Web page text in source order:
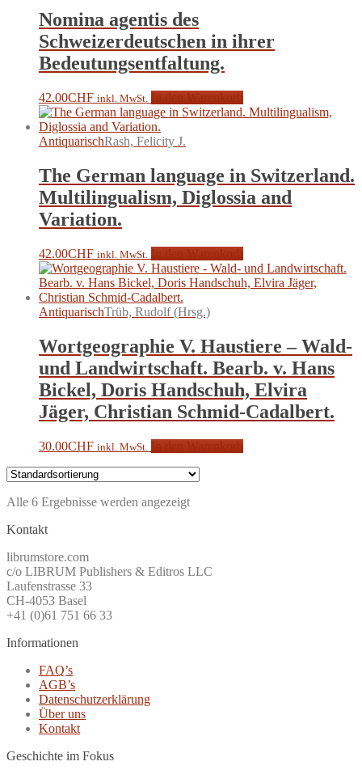
Nomina agentis des
Schweizerdeutschen in ihrer
Bedeutungsentfaltung.
42.00CHF inkl. MwSt.
AntiquarischRash, Felicity J.
The German language in Switzerland.
Multilingualism, Diglossia and
Variation.
42.00CHF inkl. MwSt.
AntiquarischTrüb, Rudolf (Hrsg.)
Wortgeographie V. Haustiere – Wald-
und Landwirtschaft. Bearb. v. Hans
Bickel, Doris Handschuh, Elvira
Jäger, Christian Schmid-Cadalbert.
30.00CHF inkl. MwSt.
Alle 6 Ergebnisse werden angezeigt
Kontakt
librumstore.com
c/o LIBRUM Publishers & Editros LLC
Laufenstrasse 33
CH-4053 Basel
+41 (0)61 751 66 33
Informationen
FAQ’s
AGB’s
Datenschutzerklärung
Über uns
Kontakt
Geschichte im Fokus